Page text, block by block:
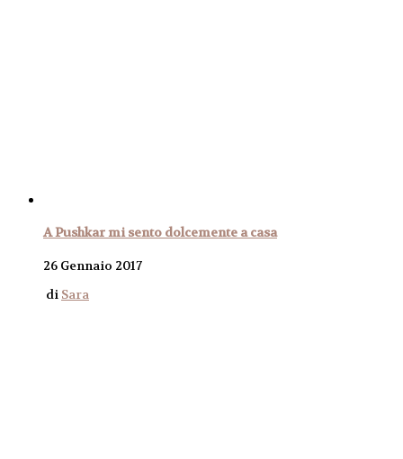
A Pushkar mi sento dolcemente a casa
26 Gennaio 2017
di Sara